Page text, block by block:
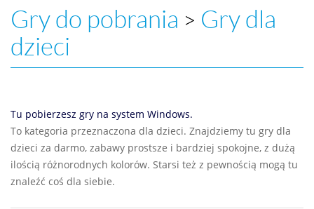
Gry do pobrania > Gry dla
dzieci
Tu pobierzesz gry na system Windows.
To kategoria przeznaczona dla dzieci. Znajdziemy tu gry dla
dzieci za darmo, zabawy prostsze i bardziej spokojne, z dużą
ilością różnorodnych kolorów. Starsi też z pewnością mogą tu
znaleźć coś dla siebie.